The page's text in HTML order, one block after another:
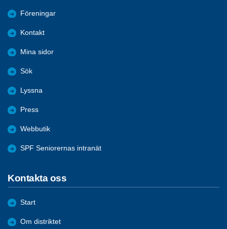
Föreningar
Kontakt
Mina sidor
Sök
Lyssna
Press
Webbutik
SPF Seniorernas intranät
Kontakta oss
Start
Om distriktet